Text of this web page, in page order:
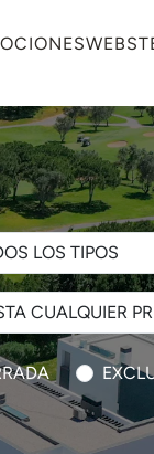
LOS TIPOS
CUALQUIER